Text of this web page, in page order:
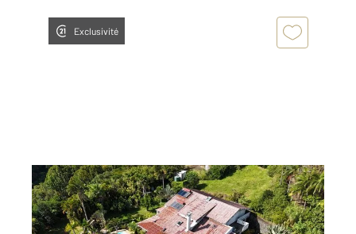
Exclusivité
STE MARIE 974
424,85 m2, 18 pièces
Ref : 14898